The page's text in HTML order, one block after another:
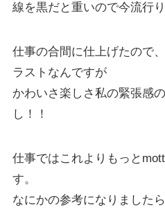
線を黒だと重いので今流行
仕事の合間に仕上げたので
ラストなんですが
かわいさ楽しさ私の緊張感
し！！
仕事ではこれよりもっと
す。
なにかの参考になりました